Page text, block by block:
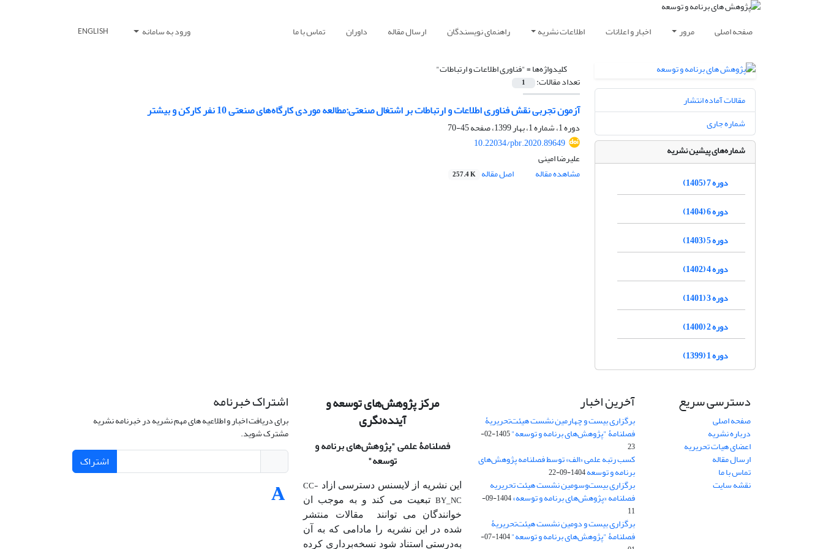
صفحه اصلی مرور اخبار و اعلانات اطلاعات نشریه راهنمای نویسندگان ارسال مقاله داوران تماس با ما ورود به سامانه ENGLISH
کلیدواژه‌ها ="فناوری اطلاعات و ارتباطات"
تعداد مقالات: 1
آزمون تجربی نقش فناوری اطلاعات و ارتباطات بر اشتغال صنعتی:مطالعه موردی کارگاه‌های صنعتی 10 نفر کارکن و بیشتر
دوره 1، شماره 1، بهار 1399، صفحه
45-70
10.22034/pbr.2020.89649
علیرضا امینی
مشاهده مقاله
اصل مقاله 257.4 K
مقالات آماده انتشار
شماره جاری
شماره‌های پیشین نشریه
دوره 7 (1405)
دوره 6 (1404)
دوره 5 (1403)
دوره 4 (1402)
دوره 3 (1401)
دوره 2 (1400)
دوره 1 (1399)
دسترسی سریع
صفحه اصلی
درباره نشریه
اعضای هیات تحریریه
ارسال مقاله
تماس با ما
نقشه سایت
آخرین اخبار
برگزاری بیست و چهارمین نشست هیئت‌تحریریۀ
فصلنامۀ "پژوهش‌های برنامه و توسعه"
1405-02-
23
کسب رتبه علمی «الف» توسط فصلنامه پژوهش‌های
برنامه و توسعه1404-09-22
برگزاری بیست‌وسومین نشست هیئت‌ تحریریه
فصلنامه «پژوهش‌های برنامه و توسعه»
1404-09-
11
برگزاری بیست و دومین نشست هیئت‌تحریریۀ
فصلنامۀ "پژوهش‌های برنامه و توسعه"
1404-07-
مرکز پژوهش‌های توسعه و
آینده‌نگری
فصلنامۀ علمی"پژوهش‌های برنامه و
توسعه"
این نشریه از لایسنس دسترسی ازاد CC-
BY_NCتبعیت می کند و به موجب ان
خوانندگان می توانند مقالات منتشر
شده در این نشریه را مادامی که به آن‌
به‌درستی استناد شود نسخه‌برداری کرده
اشتراک خبرنامه
برای دریافت اخبار و اطلاعیه های مهم نشریه در خبرنامه نشریه
مشترک شوید.
اشتراک